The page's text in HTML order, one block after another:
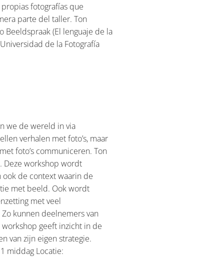
fotografías que
parte del taller. Ton
Beeldspraak (El lenguaje de la
de la Fotografía
we de wereld in via
verhalen met foto’s, maar
foto’s communiceren. Ton
Deze workshop wordt
ook de context waarin de
met beeld. Ook wordt
met veel
kunnen deelnemers van
geeft inzicht in de
van zijn eigen strategie.
middag Locatie: